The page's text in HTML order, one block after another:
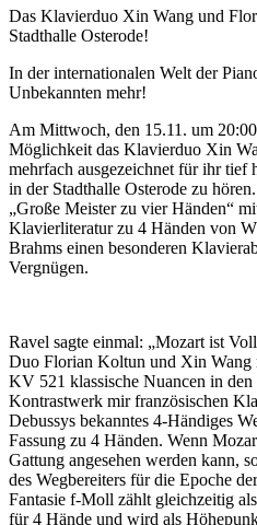
Das Klavierduo Xin Wang und
Stadthalle Osterode!
In der internationalen Welt der
Unbekannten mehr!
Am Mittwoch, den 15.11. um
Möglichkeit das Klavierduo Xin
mehrfach ausgezeichnet für ihr tief
in der Stadthalle Osterode zu
„Große Meister zu vier Händen“
Klavierliteratur zu 4 Händen von
Brahms einen besonderen
Vergnügen.
Ravel sagte einmal: „Mozart ist
Duo Florian Koltun und Xin Wang
KV 521 klassische Nuancen in
Kontrastwerk mir französischen
Debussys bekanntes 4-Händiges
Fassung zu 4 Händen. Wenn
Gattung angesehen werden kann,
des Wegbereiters für die Epoche
Fantasie f-Moll zählt gleichzeitig
für 4 Hände und wird als